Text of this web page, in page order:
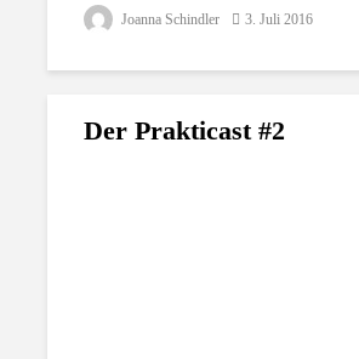
Joanna Schindler 3. Juli 2016
Der Prakticast #2